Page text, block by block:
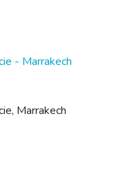
- Marrakech
Marrakech